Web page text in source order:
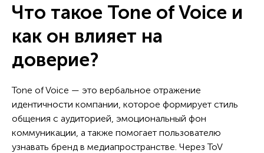
Что такое Tone of Voice и
как он влияет на
доверие?
Tone of Voice — это вербальное отражение
идентичности компании, которое формирует стиль
общения с аудиторией, эмоциональный фон
коммуникации, а также помогает пользователю
узнавать бренд в медиапространстве. Через ToV